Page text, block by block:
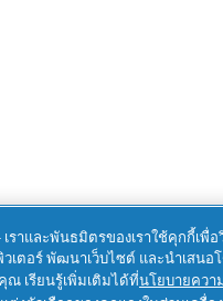
เราและพันธมิตรของเราใช้คุกกี้เพื่
เตอร์ พัฒนาเว็บไซต์ และนำเสน
ณ เรียนรู้เพิ่มเติมได้ที่นโยบายควา